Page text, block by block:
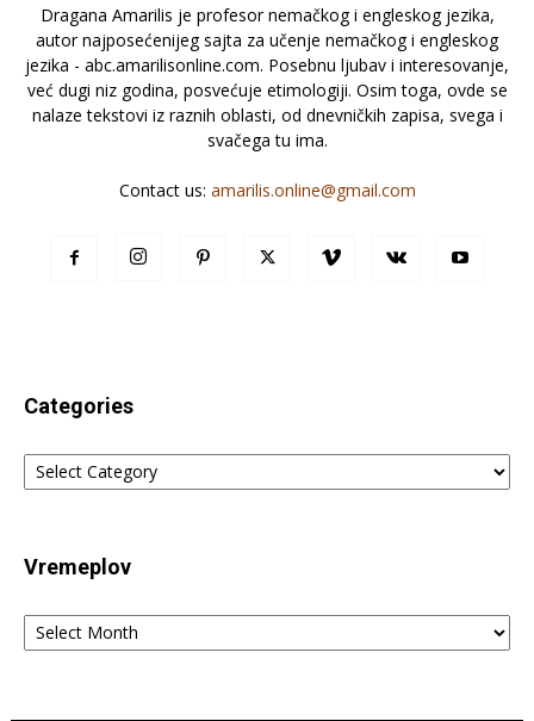
Dragana Amarilis je profesor nemačkog i engleskog jezika,
autor najposećenijeg sajta za učenje nemačkog i engleskog
jezika - abc.amarilisonline.com. Posebnu ljubav i interesovanje,
već dugi niz godina, posvećuje etimologiji. Osim toga, ovde se
nalaze tekstovi iz raznih oblasti, od dnevničkih zapisa, svega i
svačega tu ima.
Contact us: amarilis.online@gmail.com
Categories
Categories
Vremeplov
Vremeplov